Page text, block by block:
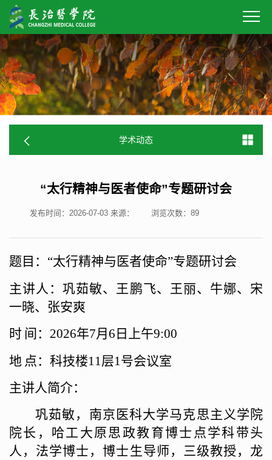
学术动态
“太行精神与医者使命”专题研讨会
发布时间：2026-07-03 来源： 浏览次数： 89
题目： “太行精神与医者使命”专题研讨会
主讲人：巩茹敏、王鹏飞、王丽、 牛娜、 宋
一晓、 张安爽
时 间： 2026年7月6日上午9:00
地 点： 科技楼11层1号会议室
主讲人简介：
巩茹敏，南京医科大学马克思主义学院
院长，哈工大原思政教育博士点学科带头
人，法学博士，博士生导师，三级教授，龙